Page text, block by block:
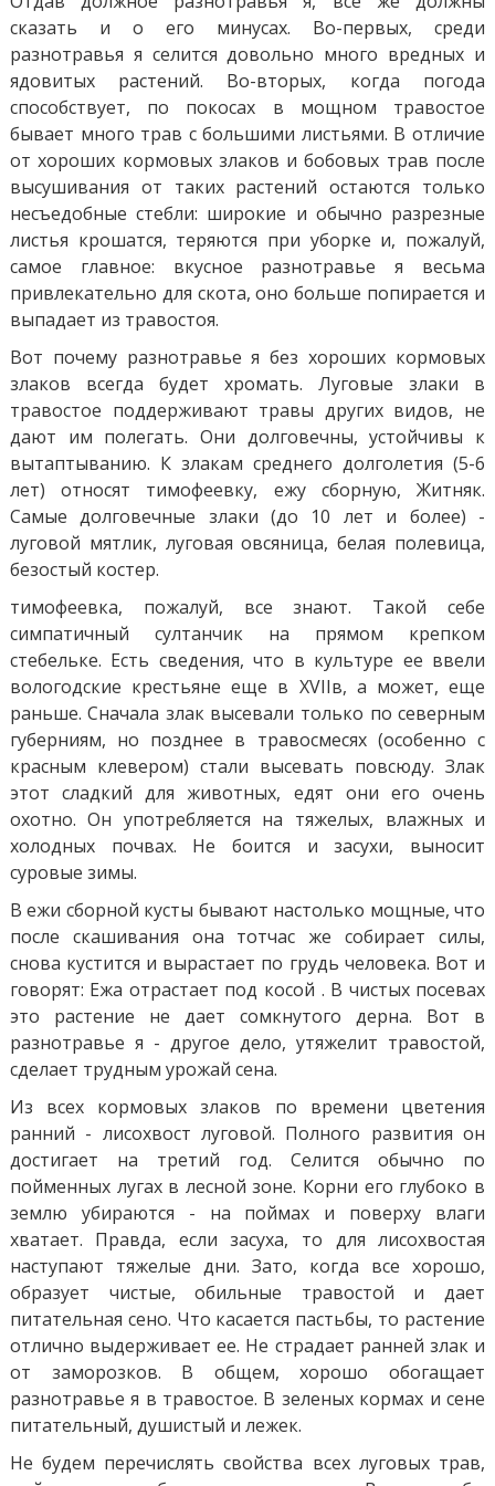
сказать и о его минусах. Во-первых, среди
разнотравья я селится довольно много вредных и
ядовитых растений. Во-вторых, когда погода
способствует, по покосах в мощном травостое
бывает много трав с большими листьями. В отличие
от хороших кормовых злаков и бобовых трав после
высушивания от таких растений остаются только
несъедобные стебли: широкие и обычно разрезные
листья крошатся, теряются при уборке и, пожалуй,
самое главное: вкусное разнотравье я весьма
привлекательно для скота, оно больше попирается и
выпадает из травостоя.
Вот почему разнотравье я без хороших кормовых
злаков всегда будет хромать. Луговые злаки в
травостое поддерживают травы других видов, не
дают им полегать. Они долговечны, устойчивы к
вытаптыванию. К злакам среднего долголетия (5-6
лет) относят тимофеевку, ежу сборную, Житняк.
Самые долговечные злаки (до 10 лет и более) -
луговой мятлик, луговая овсяница, белая полевица,
безостый костер.
тимофеевка, пожалуй, все знают. Такой себе
симпатичный султанчик на прямом крепком
стебельке. Есть сведения, что в культуре ее ввели
вологодские крестьяне еще в ХVIIв, а может, еще
раньше. Сначала злак высевали только по северным
губерниям, но позднее в травосмесях (особенно с
красным клевером) стали высевать повсюду. Злак
этот сладкий для животных, едят они его очень
охотно. Он употребляется на тяжелых, влажных и
холодных почвах. Не боится и засухи, выносит
суровые зимы.
В ежи сборной кусты бывают настолько мощные, что
после скашивания она тотчас же собирает силы,
снова кустится и вырастает по грудь человека. Вот и
говорят: Ежа отрастает под косой . В чистых посевах
это растение не дает сомкнутого дерна. Вот в
разнотравье я - другое дело, утяжелит травостой,
сделает трудным урожай сена.
Из всех кормовых злаков по времени цветения
ранний - лисохвост луговой. Полного развития он
достигает на третий год. Селится обычно по
пойменных лугах в лесной зоне. Корни его глубоко в
землю убираются - на поймах и поверху влаги
хватает. Правда, если засуха, то для лисохвостая
наступают тяжелые дни. Зато, когда все хорошо,
образует чистые, обильные травостой и дает
питательная сено. Что касается пастьбы, то растение
отлично выдерживает ее. Не страдает ранней злак и
от заморозков. В общем, хорошо обогащает
разнотравье я в травостое. В зеленых кормах и сене
питательный, душистый и лежек.
Не будем перечислять свойства всех луговых трав,